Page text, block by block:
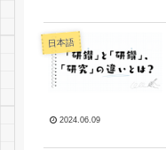
日本語
2024.06.09